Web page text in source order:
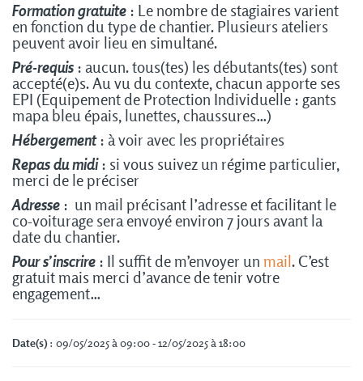
Formation gratuite : Le nombre de stagiaires varient
en fonction du type de chantier. Plusieurs ateliers
peuvent avoir lieu en simultané.
Pré-requis : aucun. tous(tes) les débutants(tes) sont
accepté(e)s. Au vu du contexte, chacun apporte ses
EPI (Equipement de Protection Individuelle : gants
mapa bleu épais, lunettes, chaussures…)
Hébergement: à voir avec les propriétaires
Repas du midi : si vous suivez un régime particulier,
merci de le préciser
Adresse : un mail précisant l’adresse et facilitant le
co-voiturage sera envoyé environ 7 jours avant la
date du chantier.
Pour s’inscrire : Il suffit de m’envoyer un mail. C’est
gratuit mais merci d’avance de tenir votre
engagement…
Date(s): 09/05/2025 à 09:00 - 12/05/2025 à 18:00